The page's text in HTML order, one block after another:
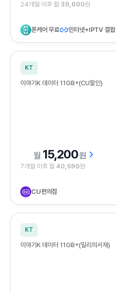
24개월 이후 월 39,600원
폰케어 무료 인터넷+IPTV 결합
KT
이야기K 데이터 11GB+(CU할인)
15,200원
7개월 이후 월 40,590원
CU편의점
KT
이야기K 데이터 11GB+(밀리의서재)